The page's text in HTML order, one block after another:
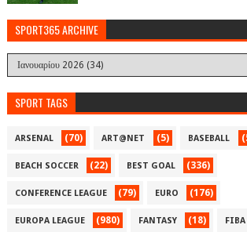
SPORT365 ARCHIVE
SPORT TAGS
ARSENAL (70) ART@NET (5) BASEBALL
BEACH SOCCER (22) BEST GOAL (336)
CONFERENCE LEAGUE (79) EURO (176)
EUROPA LEAGUE (980) FANTASY (18) FIBA